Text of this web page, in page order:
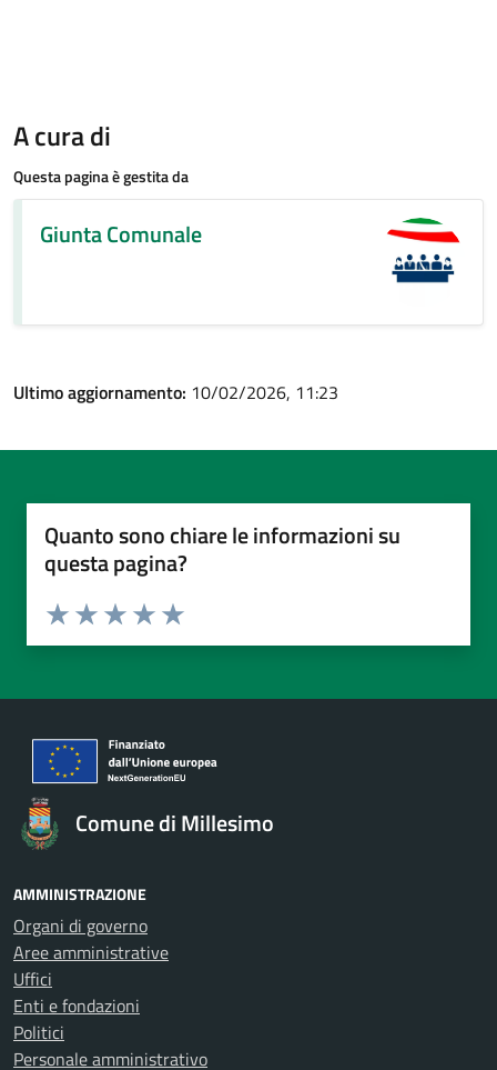
A cura di
Questa pagina è gestita da
Giunta Comunale
Ultimo aggiornamento: 10/02/2026, 11:23
Quanto sono chiare le informazioni su
questa pagina?
Valuta da 1 a 5 stelle la pagina
Valuta 5 stelle su 5
Valuta 4 stelle su 5
Valuta 3 stelle su 5
Valuta 2 stelle su 5
Valuta 1 stelle su 5
Comune di Millesimo
AMMINISTRAZIONE
Organi di governo
Aree amministrative
Uffici
Enti e fondazioni
Politici
Personale amministrativo